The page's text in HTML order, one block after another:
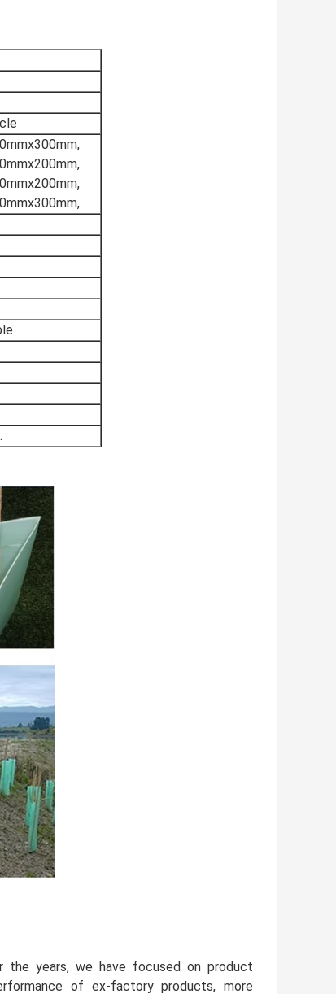
the years, we have focused on product
of ex-factory products, more